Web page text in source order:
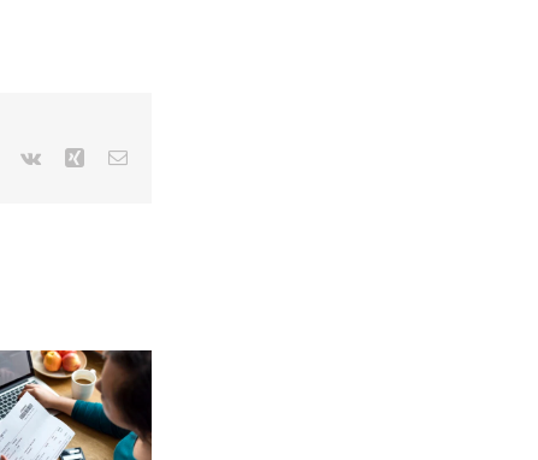
Pinterest
Vk Xing Email